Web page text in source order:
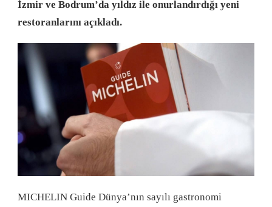
İzmir ve Bodrum’da yıldız ile onurlandırdığı yeni
restoranlarını açıkladı.
MICHELIN Guide Dünya’nın sayılı gastronomi